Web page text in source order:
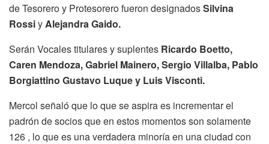
de Tesorero y Protesorero fueron designadosSilvina
RossiyAlejandra Gaido.
Serán Vocales titulares y suplentes Ricardo Boetto,
Caren Mendoza, Gabriel Mainero, Sergio Villalba, Pablo
Borgiattino Gustavo Luque y Luis Visconti.
Mercol señaló que lo que se aspira es incrementar el
padrón de socios que en estos momentos son solamente
126 , lo que es una verdadera minoría en una ciudad con